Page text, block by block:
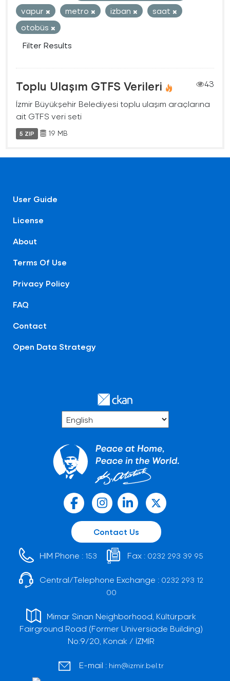
vapur
metro izban
saat
otobüs
Filter Results
Toplu Ulaşım GTFS Verileri
43
İzmir Büyükşehir Belediyesi toplu ulaşım araçlarına
ait GTFS veri seti
5 ZIP 19 MB
User Guide
License
About
Terms Of Use
Privacy Policy
FAQ
Contact
Open Data Strategy
Contact Us
HIM Phone : 153 Fax : 0232 293 39 95
Central/Telephone Exchange : 0232 293 12
00
Mimar Sinan Neighborhood, Kültürpark
Fairground Road (Former Universiade Building)
No:9/20, Konak / İZMİR
E-mail : him@izmir.bel.tr